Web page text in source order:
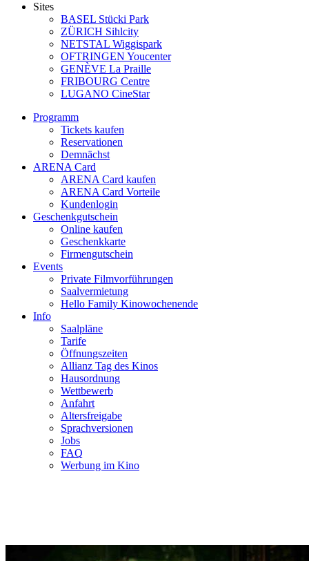
Sites
BASEL Stücki Park
ZÜRICH Sihlcity
NETSTAL Wiggispark
OFTRINGEN Youcenter
GENÈVE La Praille
FRIBOURG Centre
LUGANO CineStar
Programm
Tickets kaufen
Reservationen
Demnächst
ARENA Card
ARENA Card kaufen
ARENA Card Vorteile
Kundenlogin
Geschenkgutschein
Online kaufen
Geschenkkarte
Firmengutschein
Events
Private Filmvorführungen
Saalvermietung
Hello Family Kinowochenende
Info
Saalpläne
Tarife
Öffnungszeiten
Allianz Tag des Kinos
Hausordnung
Wettbewerb
Anfahrt
Altersfreigabe
Sprachversionen
Jobs
FAQ
Werbung im Kino